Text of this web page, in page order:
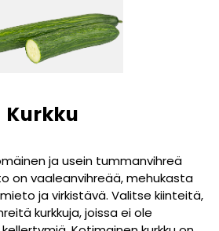
Kurkku
ja usein tummanvihreä
on vaaleanvihreää, mehukasta
ja virkistävä. Valitse kiinteitä,
kurkkuja, joissa ei ole